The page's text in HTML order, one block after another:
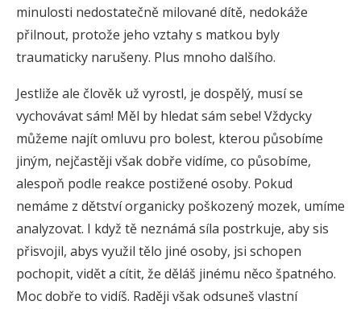
minulosti nedostatečně milované dítě, nedokáže
přilnout, protože jeho vztahy s matkou byly
traumaticky narušeny. Plus mnoho dalšího.
Jestliže ale člověk už vyrostl, je dospělý, musí se
vychovávat sám! Měl by hledat sám sebe! Vždycky
můžeme najít omluvu pro bolest, kterou působíme
jiným, nejčastěji však dobře vidíme, co působíme,
alespoň podle reakce postižené osoby. Pokud
nemáme z dětství organicky poškozený mozek, umíme
analyzovat. I když tě neznámá síla postrkuje, aby sis
přisvojil, abys využil tělo jiné osoby, jsi schopen
pochopit, vidět a cítit, že děláš jinému něco špatného.
Moc dobře to vidíš. Raději však odsuneš vlastní